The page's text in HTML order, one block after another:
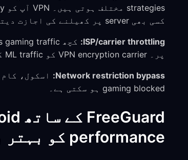
کسی بھی server پر کھیلنے کی اجازت دیتا ہے۔
ISP/carrier throttling:
پر۔ VPN encryption carrier کو ML traffic کی شناخت اور throttling سے روکتی ہے۔
Network restriction bypass:
gaming blocked ہو سکتی ہے۔
performance کو بہتر بنانا